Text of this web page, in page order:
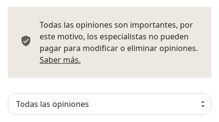
Todas las opiniones son importantes, por
este motivo, los especialistas no pueden
pagar para modificar o eliminar opiniones.
Saber más.